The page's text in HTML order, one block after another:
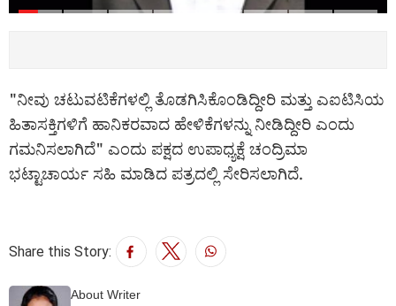
"ನೀವು ಚಟುವಟಿಕೆಗಳಲ್ಲಿ ತೊಡಗಿಸಿಕೊಂಡಿದ್ದೀರಿ ಮತ್ತು ಎಐಟಿಸಿಯ
ಹಿತಾಸಕ್ತಿಗಳಿಗೆ ಹಾನಿಕರವಾದ ಹೇಳಿಕೆಗಳನ್ನು ನೀಡಿದ್ದೀರಿ ಎಂದು
ಗಮನಿಸಲಾಗಿದೆ" ಎಂದು ಪಕ್ಷದ ಉಪಾಧ್ಯಕ್ಷೆ ಚಂದ್ರಿಮಾ
ಭಟ್ಟಾಚಾರ್ಯ ಸಹಿ ಮಾಡಿದ ಪತ್ರದಲ್ಲಿ ಸೇರಿಸಲಾಗಿದೆ.
Share this Story:
About Writer